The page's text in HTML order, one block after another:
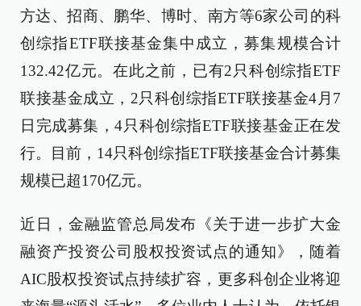
方达、招商、鹏华、博时、南方等6家公司的科
创综指ETF联接基金集中成立，募集规模合计
132.42亿元。在此之前，已有2只科创综指ETF
联接基金成立，2只科创综指ETF联接基金4月7
日完成募集，4只科创综指ETF联接基金正在发
行。目前，14只科创综指ETF联接基金合计募集
规模已超170亿元。
近日，金融监管总局发布《关于进一步扩大金
融资产投资公司股权投资试点的通知》，随着
AIC股权投资试点持续扩容，更多科创企业将迎